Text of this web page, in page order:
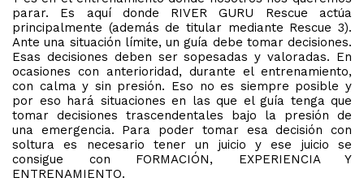
parar. Es aquí donde RIVER GURU Rescue actúa
principalmente (además de titular mediante Rescue 3).
Ante una situación límite, un guía debe tomar decisiones.
Esas decisiones deben ser sopesadas y valoradas. En
ocasiones con anterioridad, durante el entrenamiento,
con calma y sin presión. Eso no es siempre posible y
por eso hará situaciones en las que el guía tenga que
tomar decisiones trascendentales bajo la presión de
una emergencia. Para poder tomar esa decisión con
soltura es necesario tener un juicio y ese juicio se
consigue con FORMACIÓN, EXPERIENCIA Y
ENTRENAMIENTO.